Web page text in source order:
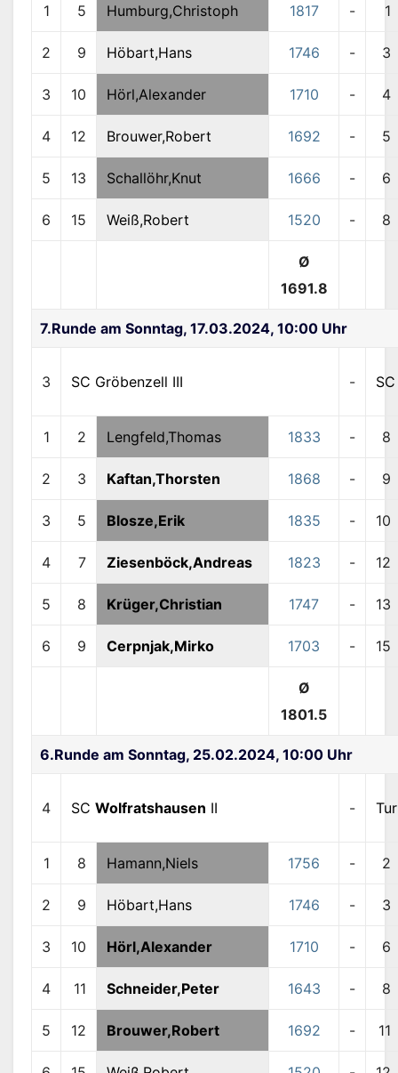
1 5 Humburg,Christoph 1817 - 1
2 9 Höbart,Hans 1746 - 3
3 10 Hörl,Alexander 1710 - 4
4 12 Brouwer,Robert 1692 - 5
5 13 Schallöhr,Knut 1666 - 6
6 15 Weiß,Robert 1520 - 8
Ø
1691.8
7.Runde am Sonntag, 17.03.2024, 10:00 Uhr
3 SC Gröbenzell III -
1 2 Lengfeld,Thomas 1833 - 8
2 3 Kaftan,Thorsten 1868 - 9
3 5 Blosze,Erik 1835 - 10
4 7 Ziesenböck,Andreas 1823 - 12
5 8 Krüger,Christian 1747 - 13
6 9 Cerpnjak,Mirko 1703 - 15
Ø
1801.5
6.Runde am Sonntag, 25.02.2024, 10:00 Uhr
4 SC Wolfratshausen II -
1 8 Hamann,Niels 1756 - 2
2 9 Höbart,Hans 1746 - 3
3 10 Hörl,Alexander 1710 - 6
4 11 Schneider,Peter 1643 - 8
5 12 Brouwer,Robert 1692 - 11